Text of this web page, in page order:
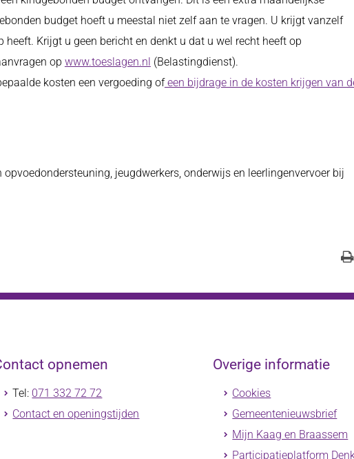
budget hoeft u meestal niet zelf aan te vragen. U krijgt vanzelf
Krijgt u geen bericht en denkt u dat u wel recht heeft op
op www.toeslagen.nl (Belastingdienst).
kosten een vergoeding ofeen bijdrage in de kosten krijgen van
jeugdwerkers, onderwijs en leerlingenvervoer bij
opnemen
Tel: 071 332 72 72
Contact en openingstijden
Overige informatie
Cookies
Gemeentenieuwsbrief
Mijn Kaag en Braassem
Participatieplatform